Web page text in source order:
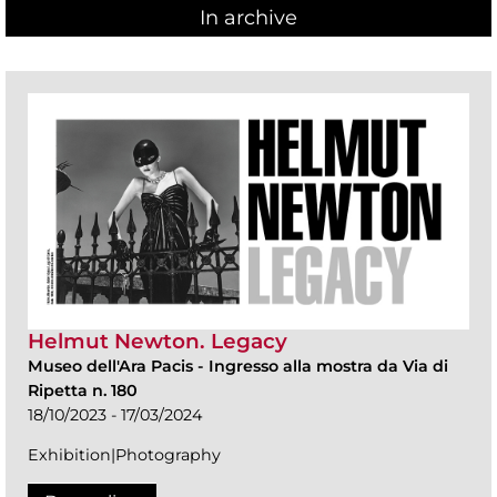
In archive
Helmut Newton. Legacy
Museo dell'Ara Pacis - Ingresso alla mostra da Via di
Ripetta n. 180
18/10/2023 - 17/03/2024
Exhibition|Photography